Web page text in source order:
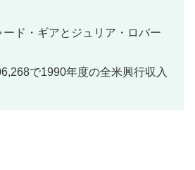
ド・ギアとジュリア・ロバー
で1990年度の全米興行収入